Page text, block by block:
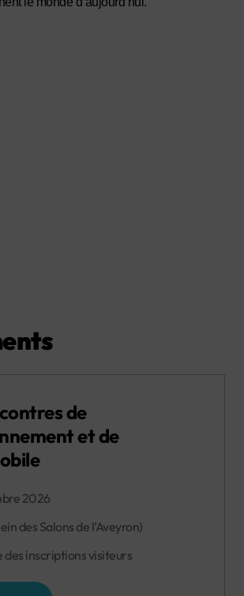
de
et de
2026
des Salons de l’Aveyron)
inscriptions visiteurs